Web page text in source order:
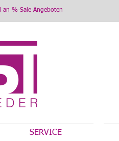
an %-Sale-Angeboten
SERVICE